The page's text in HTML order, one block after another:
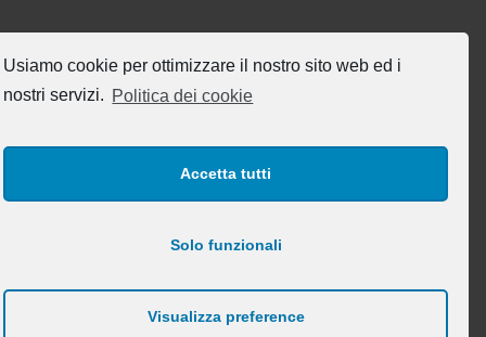
Usiamo cookie per ottimizzare il nostro sito web ed i
nostri servizi. Politica dei cookie
Accetta tutti
Solo funzionali
Visualizza preference
CERCA NEL SITO
I NOSTRI ORARI DI UFFICIO